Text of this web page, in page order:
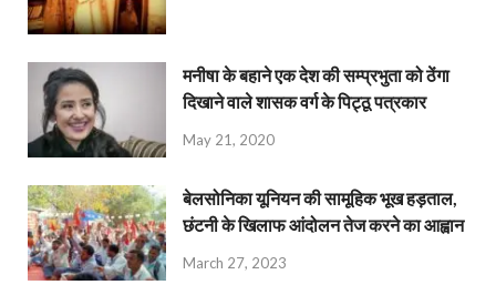
मनीषा के बहाने एक देश की सम्प्रभुता को ठेंगा
दिखाने वाले शासक वर्ग के पिट्ठू पत्रकार
May 21, 2020
बेलसोनिका यूनियन की सामूहिक भूख हड़ताल,
छंटनी के खिलाफ आंदोलन तेज करने का आह्वान
March 27, 2023